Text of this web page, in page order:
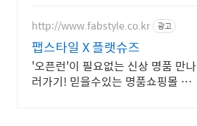
http://www.fabstyle.co.kr 광고
팹스타일 X 플랫슈즈
'오픈런'이 필요없는 신상 명품 만나
러가기! 믿을수있는 명품쇼핑몰 성